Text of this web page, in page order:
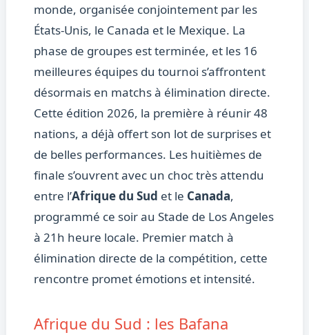
monde, organisée conjointement par les
États-Unis, le Canada et le Mexique. La
phase de groupes est terminée, et les 16
meilleures équipes du tournoi s’affrontent
désormais en matchs à élimination directe.
Cette édition 2026, la première à réunir 48
nations, a déjà offert son lot de surprises et
de belles performances. Les huitièmes de
finale s’ouvrent avec un choc très attendu
entre l’Afrique du Sud et le Canada,
programmé ce soir au Stade de Los Angeles
à 21h heure locale. Premier match à
élimination directe de la compétition, cette
rencontre promet émotions et intensité.
Afrique du Sud : les Bafana